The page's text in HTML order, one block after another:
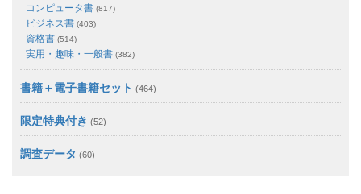
コンピュータ書 (817)
ビジネス書 (403)
資格書 (514)
実用・趣味・一般書 (382)
書籍＋電子書籍セット (464)
限定特典付き (52)
調査データ (60)